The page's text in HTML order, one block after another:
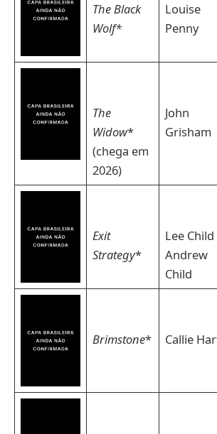
The Black
Wolf*
Louise
Penny
The
Widow*
(chega em
2026)
John
Grisham
Exit
Strategy*
Lee Child
Andrew
Child
Brimstone* Callie